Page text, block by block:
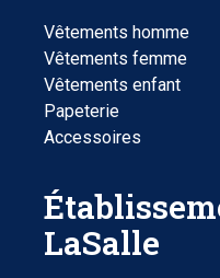
Vêtements homme
Vêtements femme
Vêtements enfant
Papeterie
Accessoires
LaSalle